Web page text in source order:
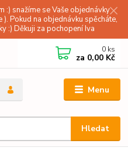
:) snažíme se Vaše objednávky
Pokud na objednávku spěcháte,
:) Děkuji za pochopení Iva
Menu
Hledat
0 ks
za 0,00 Kč